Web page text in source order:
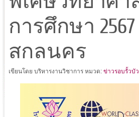
การศึกษา
สกลนคร
เขียนโดย บริหารงานวิชาการ หมวด: ข่าวรอบรั้วบั